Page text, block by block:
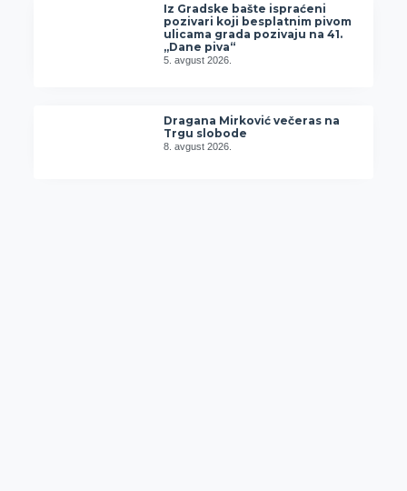
Iz Gradske bašte ispraćeni
pozivari koji besplatnim pivom
ulicama grada pozivaju na 41.
„Dane piva“
5. avgust 2026.
Dragana Mirković večeras na
Trgu slobode
8. avgust 2026.